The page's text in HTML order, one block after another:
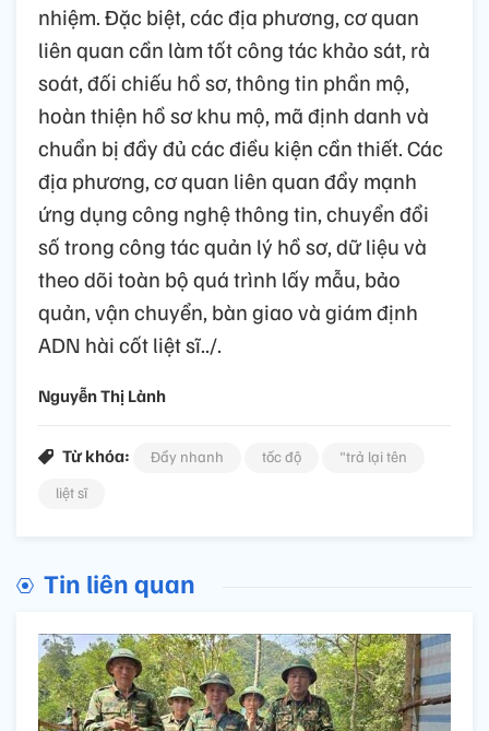
nhiệm. Đặc biệt, các địa phương, cơ quan
liên quan cần làm tốt công tác khảo sát, rà
soát, đối chiếu hồ sơ, thông tin phần mộ,
hoàn thiện hồ sơ khu mộ, mã định danh và
chuẩn bị đầy đủ các điều kiện cần thiết. Các
địa phương, cơ quan liên quan đẩy mạnh
ứng dụng công nghệ thông tin, chuyển đổi
số trong công tác quản lý hồ sơ, dữ liệu và
theo dõi toàn bộ quá trình lấy mẫu, bảo
quản, vận chuyển, bàn giao và giám định
ADN hài cốt liệt sĩ../.
Nguyễn Thị Lành
Từ khóa: Đẩy nhanh tốc độ
"trả lại tên
liệt sĩ
Tin liên quan